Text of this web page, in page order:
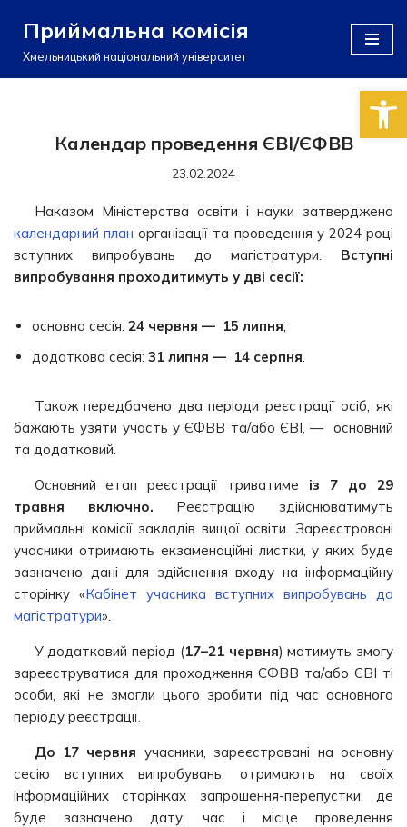
Перейти
Приймальна комісія
Хмельницький національний університет
Календар проведення ЄВІ/ЄФВВ
23.02.2024
Наказом Міністерства освіти і науки затверджено
календарний план організації та проведення у 2024 році
вступних випробувань до магістратури. Вступні
випробування проходитимуть у дві сесії:
основна сесія: 24 червня — 15 липня;
додаткова сесія: 31 липня — 14 серпня.
Також передбачено два періоди реєстрації осіб, які
бажають узяти участь у ЄФВВ та/або ЄВІ, — основний
та додатковий.
Основний етап реєстрації триватиме із 7 до 29
травня включно. Реєстрацію здійснюватимуть
приймальні комісії закладів вищої освіти. Зареєстровані
учасники отримають екзаменаційні листки, у яких буде
зазначено дані для здійснення входу на інформаційну
сторінку «Кабінет учасника вступних випробувань до
магістратури».
У додатковий період (17–21 червня) матимуть змогу
зареєструватися для проходження ЄФВВ та/або ЄВІ ті
особи, які не змогли цього зробити під час основного
періоду реєстрації.
До 17 червня учасники, зареєстровані на основну
сесію вступних випробувань, отримають на своїх
інформаційних сторінках запрошення-перепустки, де
буде зазначено дату, час і місце проведення